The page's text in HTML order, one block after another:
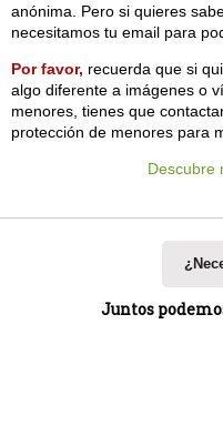
anónima. Pero si quieres
necesitamos tu email para
Por favor, recuerda que si
algo diferente a imágenes o
menores, tienes que
protección de menores para
Descubre
Juntos